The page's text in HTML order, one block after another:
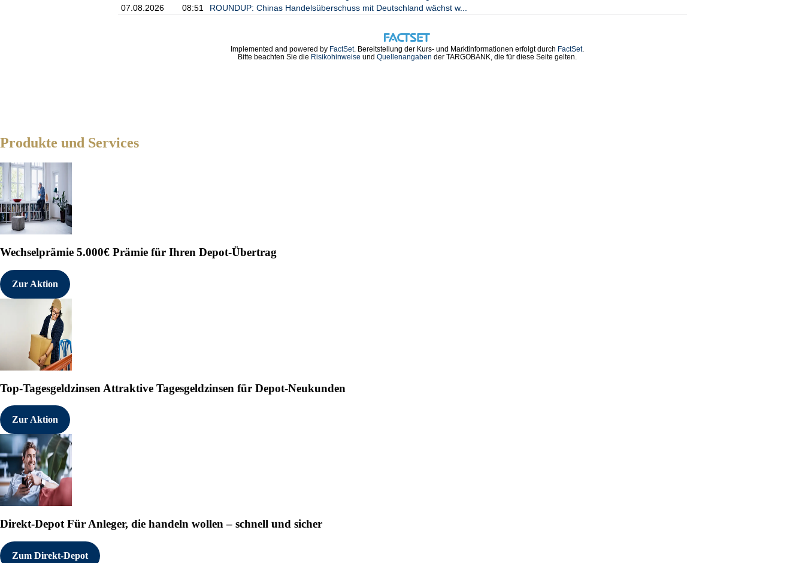
07.08.2026
08:51 ROUNDUP: Chinas Handelsüberschuss mit Deutschland wächst w...
Implemented and powered by FactSet. Bereitstellung der Kurs- und Marktinformationen erfolgt durch FactSet.
Bitte beachten Sie die Risikohinweise und Quellenangaben der TARGOBANK, die für diese Seite gelten.
Produkte und Services
Wechselprämie 5.000€ Prämie für Ihren Depot-Übertrag
Zur Aktion
Top-Tagesgeldzinsen Attraktive Tagesgeldzinsen für Depot-Neukunden
Zur Aktion
Direkt-Depot Für Anleger, die handeln wollen – schnell und sicher
Zum Direkt-Depot